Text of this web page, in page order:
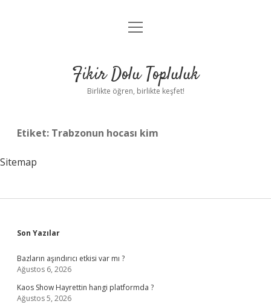
Anasayfa
Yasal Uyarı
menüyü
Fikir Dolu Topluluk
Birlikte öğren, birlikte keşfet!
Etiket: Trabzonun hocası kim
Sitemap
Sidebar
Son Yazılar
Bazların aşındırıcı etkisi var mı ?
Ağustos 6, 2026
Kaos Show Hayrettin hangi platformda ?
Ağustos 5, 2026